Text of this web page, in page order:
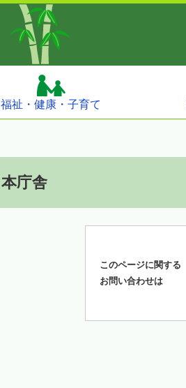
福祉・健康・子育て
本庁舎
このページに関する
お問い合わせは